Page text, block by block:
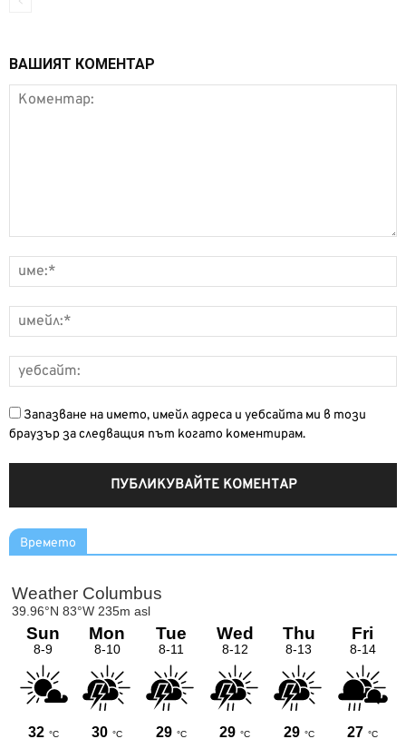
ВАШИЯТ КОМЕНТАР
Запазване на името, имейл адреса и уебсайта ми в този
браузър за следващия път когато коментирам.
Времето